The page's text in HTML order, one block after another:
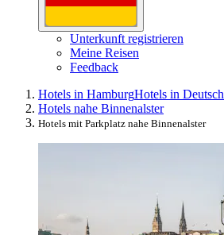
Unterkunft registrieren
Meine Reisen
Feedback
Hotels in HamburgHotels in
Hotels nahe Binnenalster
Hotels mit Parkplatz nahe Binnenalster